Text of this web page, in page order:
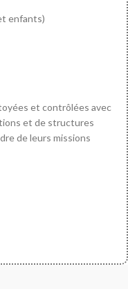
enfants)
et contrôlées avec
et de structures
de leurs missions